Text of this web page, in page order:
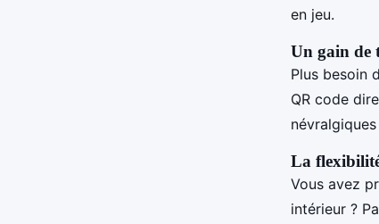
en jeu.
Un gain de
Plus besoin
QR code
La
Vous avez
intérieur ?